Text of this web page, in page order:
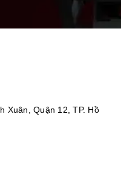
Ảnh:
Xuân, Quận 12, TP. Hồ